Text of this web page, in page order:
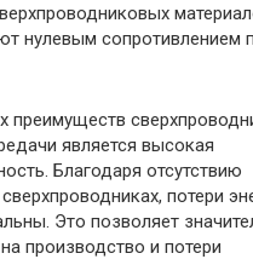
нулевым сопротивлением
преимуществ
является высокая
Благодаря отсутствию
потери
Это позволяет
производство и потери